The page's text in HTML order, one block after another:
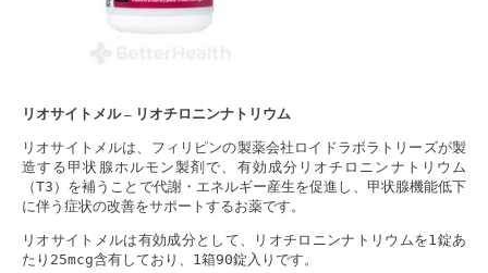
リオサイトメル – リオチロニンナトリウム
リオサイトメルは、フィリピンの製薬会社ロイドラボラトリーズが製
造する甲状腺ホルモン製剤で、有効成分リオチロニンナトリウム
（T3）を補うことで代謝・エネルギー産生を促進し、甲状腺機能低下
に伴う症状の改善をサポートするお薬です。
リオサイトメルは有効成分として、リオチロニンナトリウムを1錠あ
たり25mcg含有しており、1箱90錠入りです。